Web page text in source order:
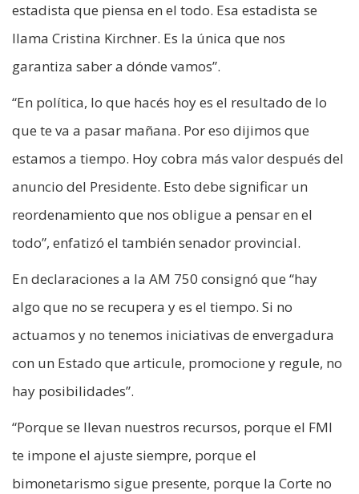
estadista que piensa en el todo. Esa estadista se
llama Cristina Kirchner. Es la única que nos
garantiza saber a dónde vamos”.
“En política, lo que hacés hoy es el resultado de lo
que te va a pasar mañana. Por eso dijimos que
estamos a tiempo. Hoy cobra más valor después del
anuncio del Presidente. Esto debe significar un
reordenamiento que nos obligue a pensar en el
todo”, enfatizó el también senador provincial.
En declaraciones a la AM 750 consignó que “hay
algo que no se recupera y es el tiempo. Si no
actuamos y no tenemos iniciativas de envergadura
con un Estado que articule, promocione y regule, no
hay posibilidades”.
“Porque se llevan nuestros recursos, porque el FMI
te impone el ajuste siempre, porque el
bimonetarismo sigue presente, porque la Corte no